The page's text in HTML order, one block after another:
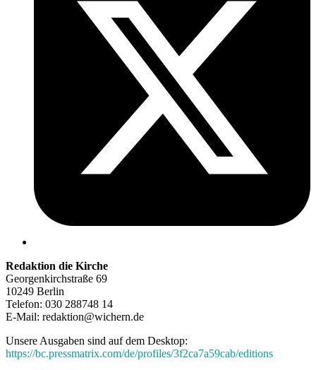
Redaktion die Kirche
Georgenkirchstraße 69
10249 Berlin
Telefon: 030 288748 14
E-Mail: redaktion@wichern.de
Unsere Ausgaben sind auf dem Desktop:
https://bc.pressmatrix.com/de/profiles/3f2ca7a59cab/editions